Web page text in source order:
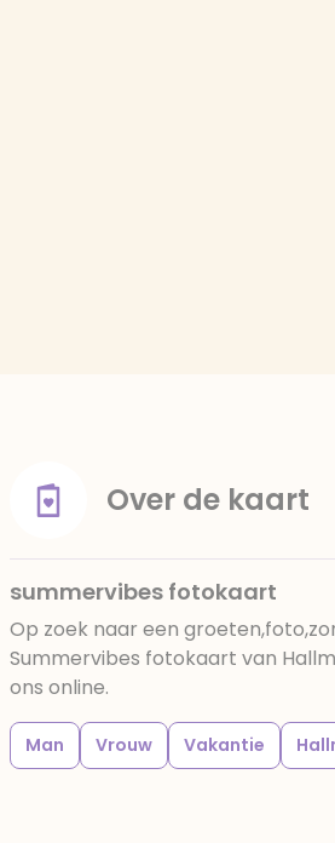
Over de kaart
summervibes fotokaart
Op zoek naar een
Summervibes fotokaart van
ons online.
Man Vrouw Vakantie